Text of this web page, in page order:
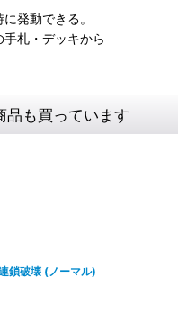
発動できる。
札・デッキから
品も買っています
鎖破壊 (ノーマル)